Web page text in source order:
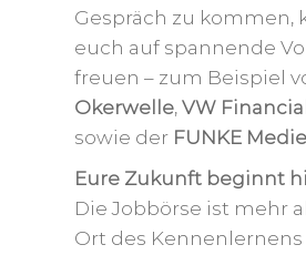
Gespräch zu kommen,
euch auf spannende
freuen – zum Beispiel
Okerwelle, VW
sowie der FUNKE
Eure Zukunft beginnt
Die Jobbörse ist mehr
Ort des Kennenlernens